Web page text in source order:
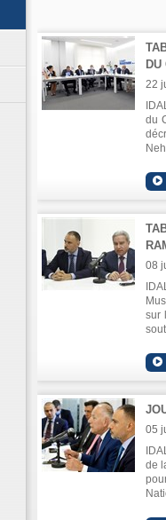
22
du
08
sur
05
de